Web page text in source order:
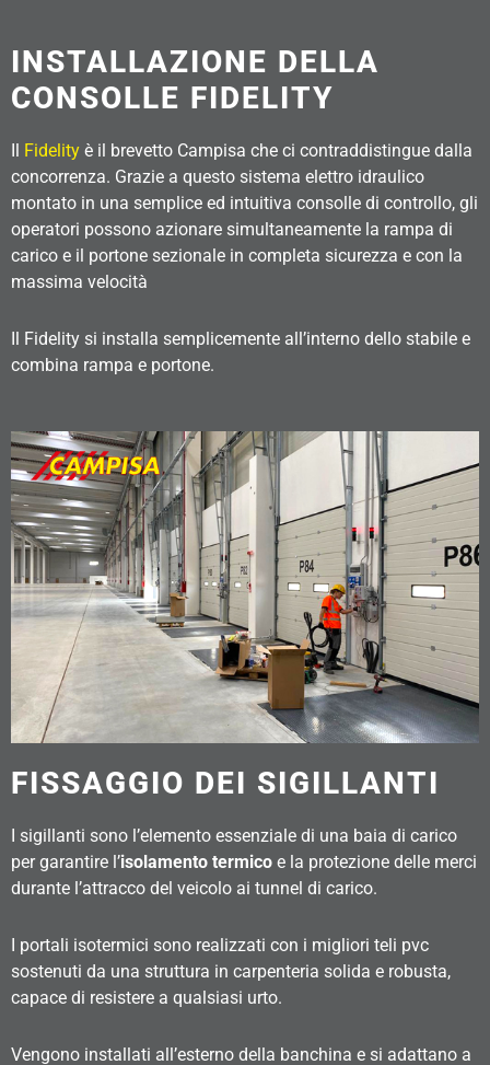
INSTALLAZIONE DELLA
CONSOLLE FIDELITY
Il Fidelity è il brevetto Campisa che ci contraddistingue dalla
concorrenza. Grazie a questo sistema elettro idraulico
montato in una semplice ed intuitiva consolle di controllo, gli
operatori possono azionare simultaneamente la rampa di
carico e il portone sezionale in completa sicurezza e con la
massima velocità
Il Fidelity si installa semplicemente all’interno dello stabile e
combina rampa e portone.
FISSAGGIO DEI SIGILLANTI
I sigillanti sono l’elemento essenziale di una baia di carico
per garantire l’isolamento termico e la protezione delle merci
durante l’attracco del veicolo ai tunnel di carico.
I portali isotermici sono realizzati con i migliori teli pvc
sostenuti da una struttura in carpenteria solida e robusta,
capace di resistere a qualsiasi urto.
Vengono installati all’esterno della banchina e si adattano a